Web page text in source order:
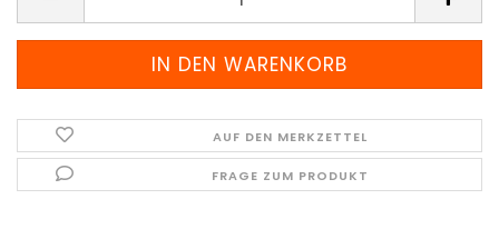
AUF DEN MERKZETTEL
FRAGE ZUM PRODUKT